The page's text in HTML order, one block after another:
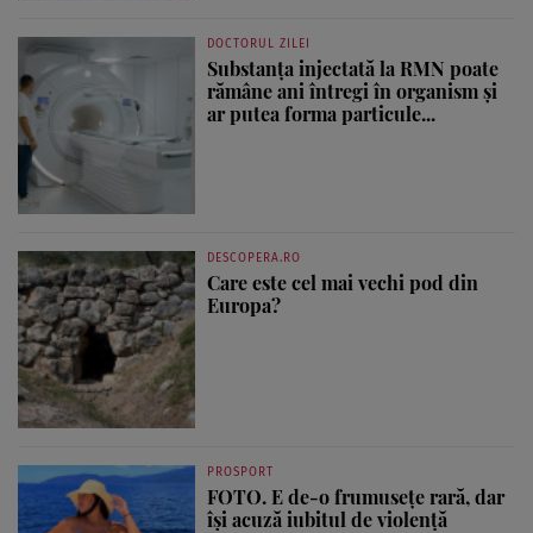
DOCTORUL ZILEI
Substanța injectată la RMN poate
rămâne ani întregi în organism și
ar putea forma particule...
DESCOPERA.RO
Care este cel mai vechi pod din
Europa?
PROSPORT
FOTO. E de-o frumusețe rară, dar
își acuză iubitul de violență